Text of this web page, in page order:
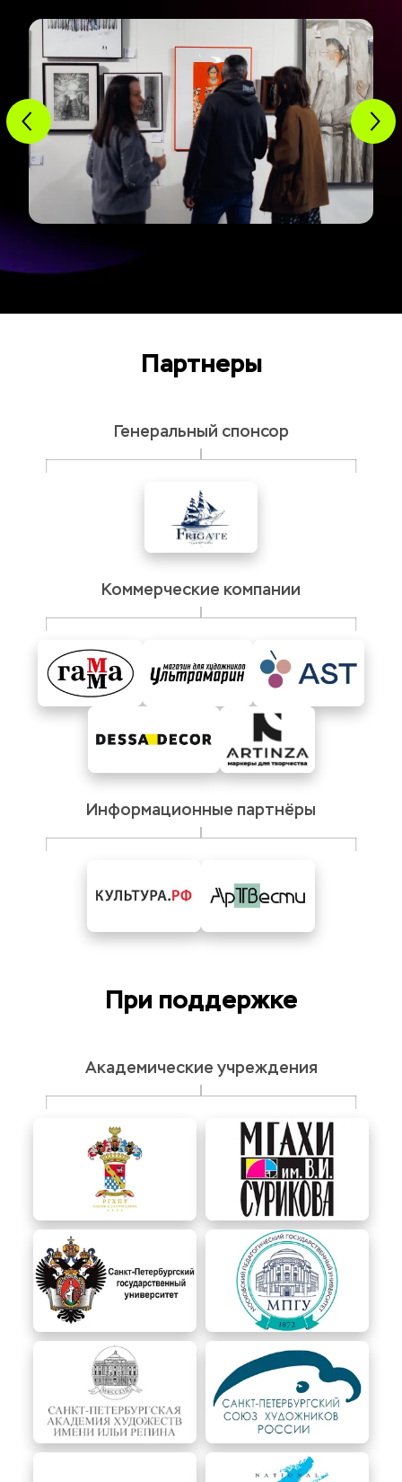
Партнеры
Генеральный спонсор
Коммерческие компании
Информационные партнёры
При поддержке
Академические учреждения